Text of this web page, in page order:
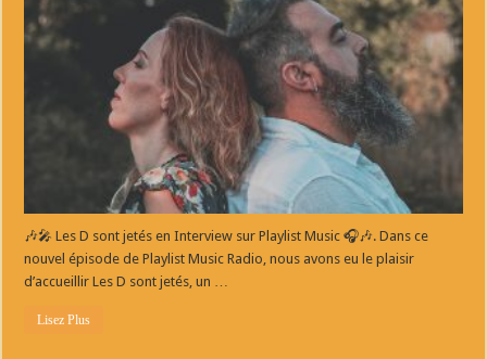
🎶🎤 Les D sont jetés en Interview sur Playlist Music 🎧🎶. Dans ce
nouvel épisode de Playlist Music Radio, nous avons eu le plaisir
d’accueillir Les D sont jetés, un …
Lisez Plus